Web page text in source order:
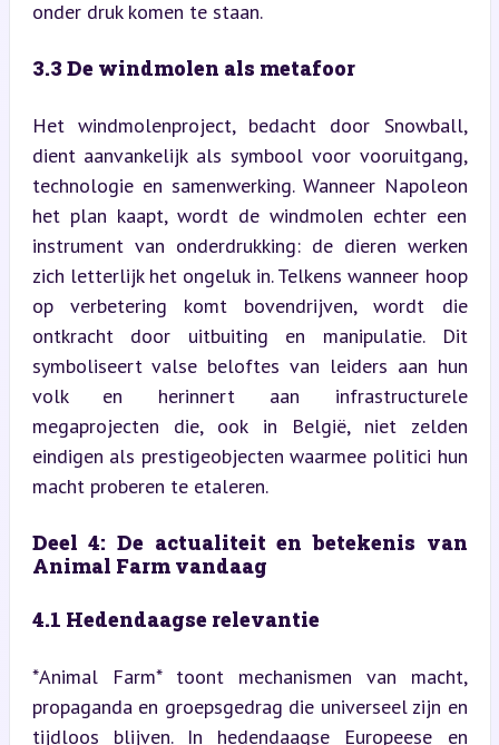
onder druk komen te staan.
3.3 De windmolen als metafoor
Het windmolenproject, bedacht door Snowball,
dient aanvankelijk als symbool voor vooruitgang,
technologie en samenwerking. Wanneer Napoleon
het plan kaapt, wordt de windmolen echter een
instrument van onderdrukking: de dieren werken
zich letterlijk het ongeluk in. Telkens wanneer hoop
op verbetering komt bovendrijven, wordt die
ontkracht door uitbuiting en manipulatie. Dit
symboliseert valse beloftes van leiders aan hun
volk en herinnert aan infrastructurele
megaprojecten die, ook in België, niet zelden
eindigen als prestigeobjecten waarmee politici hun
macht proberen te etaleren.
Deel 4: De actualiteit en betekenis van
Animal Farm vandaag
4.1 Hedendaagse relevantie
*Animal Farm* toont mechanismen van macht,
propaganda en groepsgedrag die universeel zijn en
tijdloos blijven. In hedendaagse Europeese en